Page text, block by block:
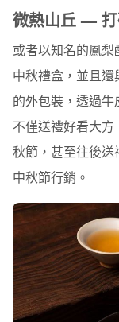
微熱山丘 — 打
或者以知名的鳳梨
中秋禮盒，並且
的外包裝，透過牛
不僅送禮好看大方
秋節，甚至往後
中秋節行銷。